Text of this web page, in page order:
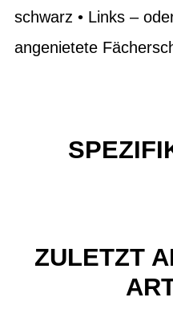
schwarz • Links –
angenietete
ZULETZT